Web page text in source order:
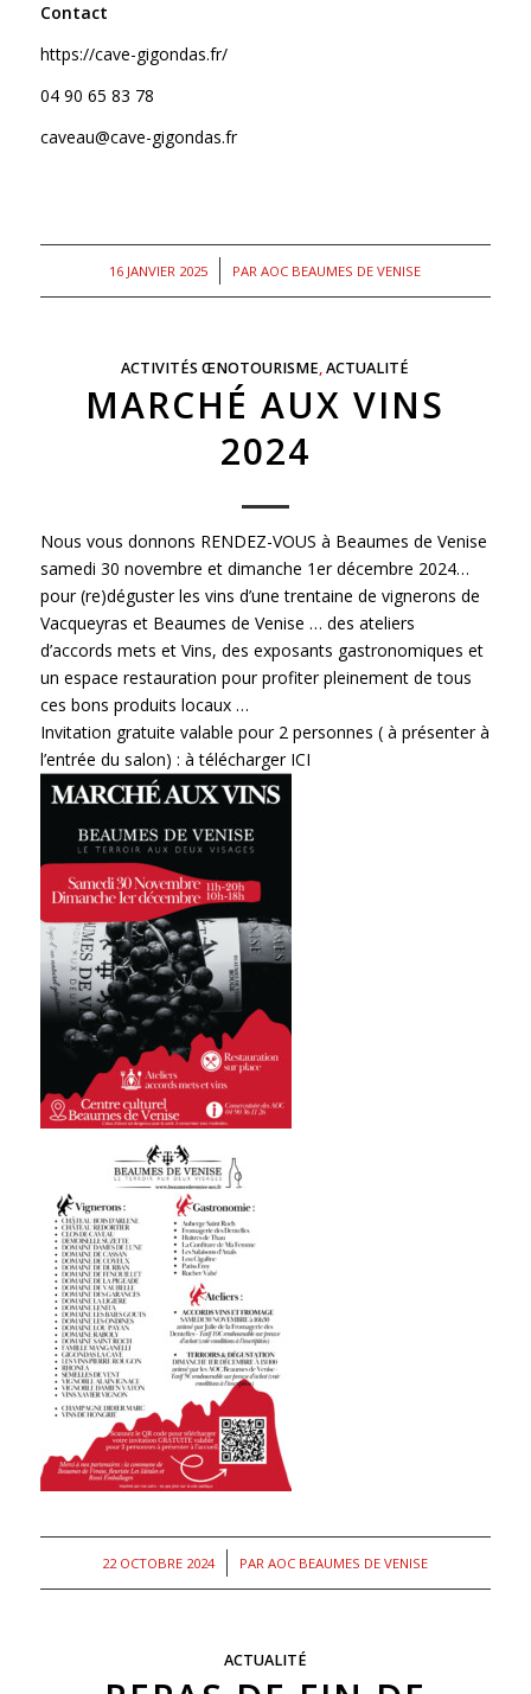
Contact
https://cave-gigondas.fr/
04 90 65 83 78
caveau@cave-gigondas.fr
16 JANVIER 2025
/ PARAOC BEAUMES DE VENISE
ACTIVITÉS ŒNOTOURISME,ACTUALITÉ
MARCHÉ AUX VINS
2024
Nous vous donnons RENDEZ-VOUS à Beaumes de Venise
samedi 30 novembre et dimanche 1er décembre 2024…
pour (re)déguster les vins d’une trentaine de vignerons de
Vacqueyras et Beaumes de Venise … des ateliers
d’accords mets et Vins, des exposants gastronomiques et
un espace restauration pour profiter pleinement de tous
ces bons produits locaux …
Invitation gratuite valable pour 2 personnes ( à présenter à
l’entrée du salon) : à télécharger ICI
22 OCTOBRE 2024
/ PARAOC BEAUMES DE VENISE
ACTUALITÉ